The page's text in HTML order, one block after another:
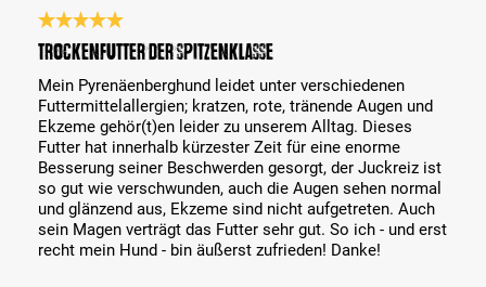
Bewertung mit 5 von 5 Sternen
Trockenfutter der Spitzenklasse
Mein Pyrenäenberghund leidet unter verschiedenen
Futtermittelallergien; kratzen, rote, tränende Augen und
Ekzeme gehör(t)en leider zu unserem Alltag. Dieses
Futter hat innerhalb kürzester Zeit für eine enorme
Besserung seiner Beschwerden gesorgt, der Juckreiz ist
so gut wie verschwunden, auch die Augen sehen normal
und glänzend aus, Ekzeme sind nicht aufgetreten. Auch
sein Magen verträgt das Futter sehr gut. So ich - und erst
recht mein Hund - bin äußerst zufrieden! Danke!